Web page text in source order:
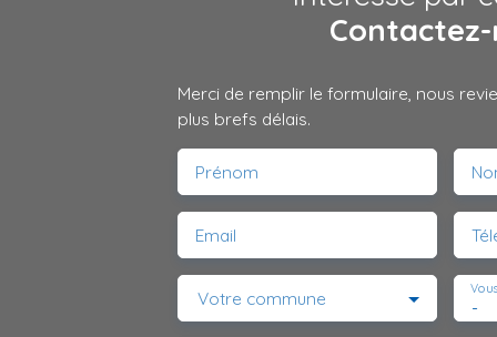
Merci de remplir le formulaire, nous
plus brefs délais.
Prénom
Email
Votre commune -